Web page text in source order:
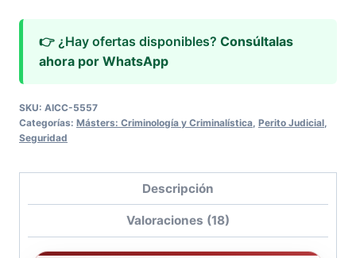
Officer
cantidad
👉 ¿Hay ofertas disponibles? Consúltalas
ahora por WhatsApp
SKU: AICC-5557
Categorías: Másters: Criminología y Criminalística, Perito Judicial,
Seguridad
Descripción
Valoraciones (18)